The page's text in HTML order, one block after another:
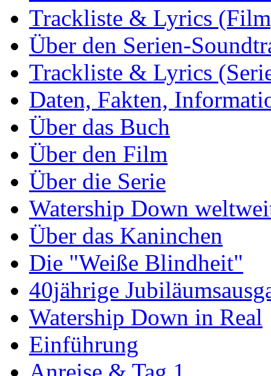
Trackliste & Lyrics
Über den Serien-
Trackliste & Lyrics
Daten, Fakten,
Über das Buch
Über den Film
Über die Serie
Watership Down
Über das Kaninchen
Die "Weiße Blindheit"
40jährige
Watership Down in Real
Einführung